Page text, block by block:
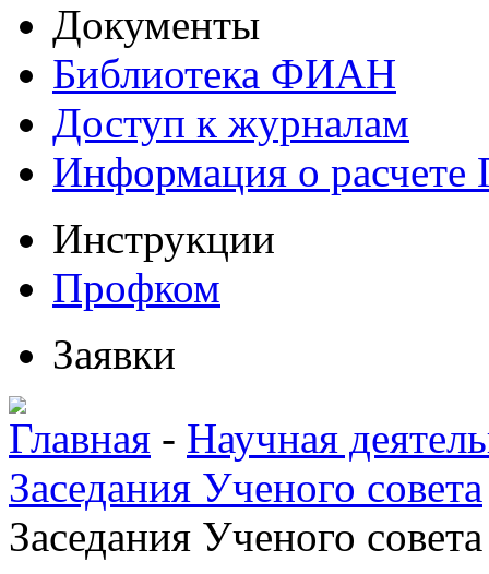
Документы
Библиотека ФИАН
Доступ к журналам
Информация о
Инструкции
Профком
Заявки
Главная - Научная
Заседания Ученого совета
Заседания Ученого